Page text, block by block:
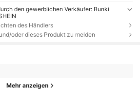
den gewerblichen Verkäufer: Bunki
des Händlers
oder dieses Produkt zu melden
Mehr anzeigen